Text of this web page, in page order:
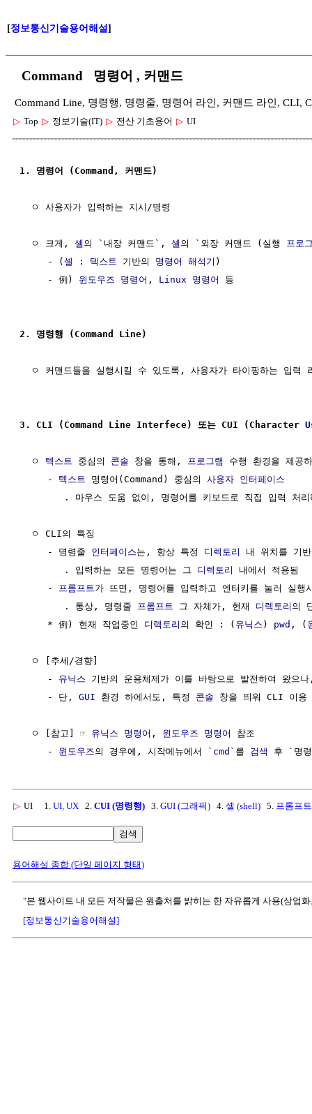
[정보통신기술용어해설]
Command 명령어 , 커맨드
Command Line, 명령행, 명령줄, 명령어 라인, 커맨드 라인, CLI,
▷ Top ▷ 정보기술(IT) ▷ 전산 기초용어 ▷ UI
1. 명령어 (Command, 커맨드)
  ㅇ 사용자가 입력하는 지시/명령
  ㅇ 크게,
셸 의 `내장 커맨드`, 셸 의 `외장 커맨드 (실행 프로
     - (
셸 : 텍스트 기반의 명령어 해석기 )
     - 例)
윈도우즈 명령어 , Linux 명령어 등
2. 명령행 (Command Line)
ㅇ 커맨드들을 실행시킬 수 있도록, 사용자가 타이핑하는 입력
3. CLI (Command Line Interfece) 또는 CUI (Character
  ㅇ
텍스트 중심의 콘솔 창을 통해, 프로그램
수행 환경을 제공
     -
텍스트 명령어(Command) 중심의 사용자 인터페이스
. 마우스 도움 없이, 명령어를 키보드로 직접 입력 처
  ㅇ CLI의 특징
     - 명령줄
인터페이스는, 항상 특정 디렉토리
내 위치를 기
        . 입력하는 모든 명령어는 그
디렉토리
내에서 적용됨
     -
프롬프트 가 뜨면, 명령어를 입력하고 엔터키를 눌러 실행
        . 통상, 명령줄
프롬프트 그 자체가, 현재 디렉토리 의
     * 例) 현재 작업중인
디렉토리 의 확인 : ( 유닉스 ) pwd , (
  ㅇ [추세/경향]
     -
유닉스 기반의 운용체제가 이를 바탕으로 발전하여 왔으
     - 단,
GUI 환경 하에서도, 특정 콘솔 창을 띄워 CLI 이용
  ㅇ [참고] ☞
유닉스 명령어 , 윈도우즈 명령어
참조
     -
윈도우즈의 경우에, 시작메뉴에서 ` cmd `를 검색 후 `명
▷ UI 1. UI, UX 2. CUI (명령행) 3. GUI (그래픽) 4. 셸 (shell) 5. 프롬프트
검색
용어해설 종합 (단일 페이지 형태)
"본 웹사이트 내 모든 저작물은 원출처를 밝히는 한 자유롭게 사용(상업
[정보통신기술용어해설]